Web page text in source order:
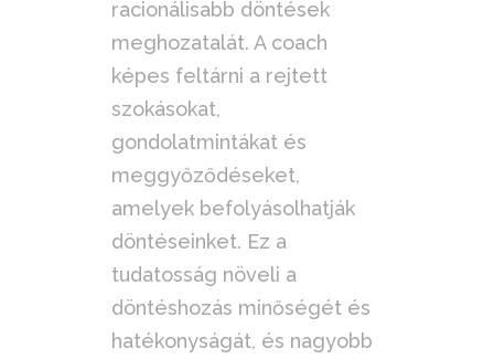
racionálisabb döntések
meghozatalát. A coach
képes feltárni a rejtett
szokásokat,
gondolatmintákat és
meggyőződéseket,
amelyek befolyásolhatják
döntéseinket. Ez a
tudatosság növeli a
döntéshozás minőségét és
hatékonyságát, és nagyobb